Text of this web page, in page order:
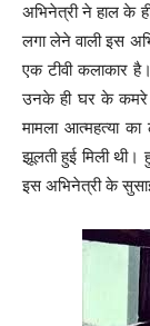
अभिनेत्री ने हाल के
लगा लेने वाली इस
एक टीवी कलाकार
उनके ही घर के कमरे
मामला आत्महत्या
झूलती हुई मिली थी।
इस अभिनेत्री के